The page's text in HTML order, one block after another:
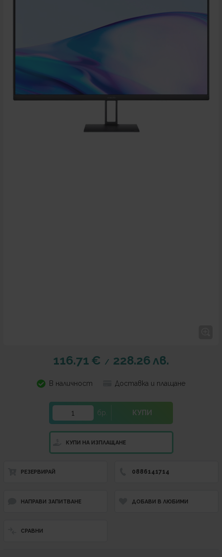
116.71 € / 228.26лв.
В наличност Доставка и плащане
бр. КУПИ
КУПИ НА ИЗПЛАЩАНЕ
РЕЗЕРВИРАЙ 0886141714
НАПРАВИ ЗАПИТВАНЕ ДОБАВИ В ЛЮБИМИ
СРАВНИ